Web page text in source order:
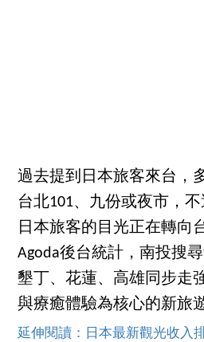
過去提到日本旅客來台，
台北101、九份或夜市，不
日本旅客的目光正在轉向
Agoda後台統計，南投搜尋
墾丁、花蓮、高雄同步走
與療癒體驗為核心的新旅
延伸閱讀：日本最新觀光收入